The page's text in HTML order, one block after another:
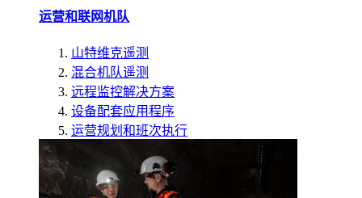
运营和联网机队
山特维克遥测
混合机队遥测
远程监控解决方案
设备配套应用程序
运营规划和班次执行